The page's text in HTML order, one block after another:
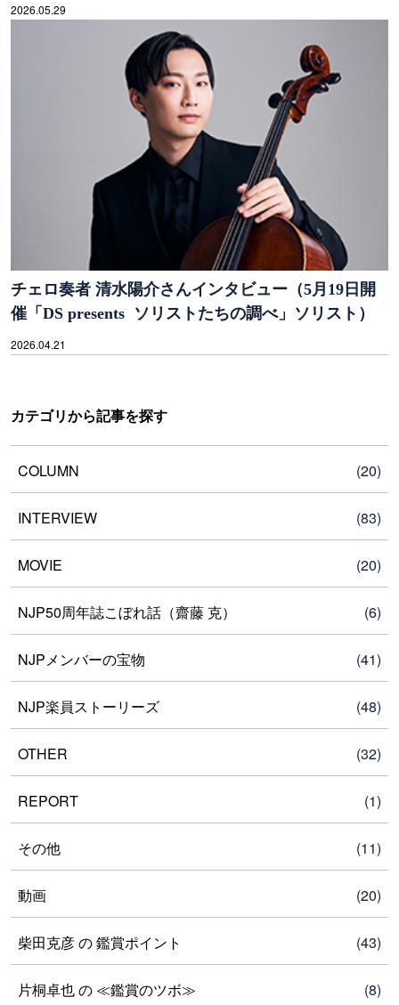
2026.05.29
チェロ奏者 清水陽介さんインタビュー（5月19日開
催「DS presents ソリストたちの調べ」ソリスト）
2026.04.21
カテゴリから記事を探す
COLUMN (20)
INTERVIEW (83)
MOVIE (20)
NJP50周年誌こぼれ話（齋藤 克） (6)
NJPメンバーの宝物 (41)
NJP楽員ストーリーズ (48)
OTHER (32)
REPORT (1)
その他 (11)
動画 (20)
柴田克彦 の 鑑賞ポイント (43)
片桐卓也 の ≪鑑賞のツボ≫ (8)